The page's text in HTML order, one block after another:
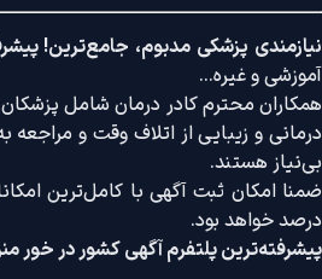
نیازمندی پزشکی مدبوم، جامع‌ترین!
آموزشی و غیره...
همکاران محترم کادر درمان شامل
درمانی و زیبایی از اتلاف وقت و مراجعه
بی‌نیاز هستند.
درصد خواهد بود.
پیشرفته‌ترین پلتفرم آگهی کشور در خور